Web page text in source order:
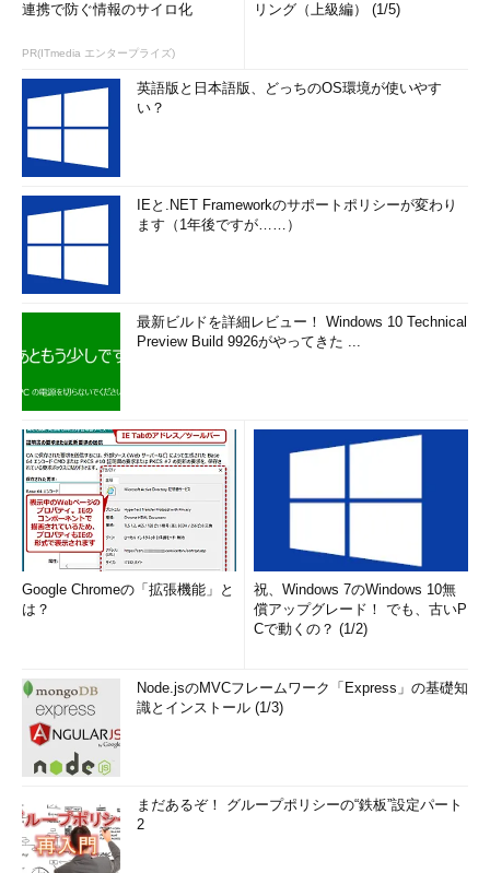
連携で防ぐ情報のサイロ化
PR(ITmedia エンタープライズ)
リング（上級編） (1/5)
英語版と日本語版、どっちのOS環境が使いやす
い？
IEと.NET Frameworkのサポートポリシーが変わり
ます（1年後ですが……）
最新ビルドを詳細レビュー！ Windows 10 Technical
Preview Build 9926がやってきた ...
Google Chromeの「拡張機能」と
は？
祝、Windows 7のWindows 10無
償アップグレード！ でも、古いP
Cで動くの？ (1/2)
Node.jsのMVCフレームワーク「Express」の基礎知
識とインストール (1/3)
まだあるぞ！ グループポリシーの“鉄板”設定パート
2